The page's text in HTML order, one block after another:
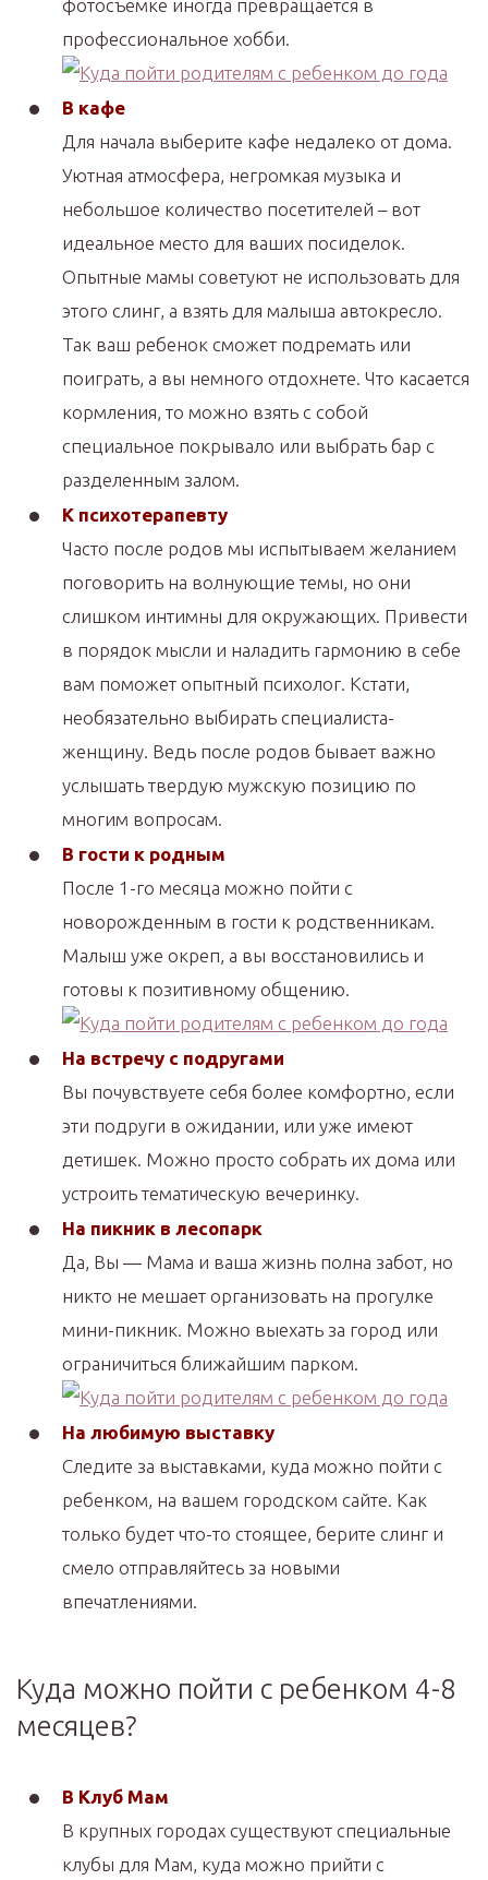
фотосъемке иногда превращается в
профессиональное хобби.
В кафе
Для начала выберите кафе недалеко от дома.
Уютная атмосфера, негромкая музыка и
небольшое количество посетителей – вот
идеальное место для ваших посиделок.
Опытные мамы советуют не использовать для
этого слинг, а взять для малыша автокресло.
Так ваш ребенок сможет подремать или
поиграть, а вы немного отдохнете. Что касается
кормления, то можно взять с собой
специальное покрывало или выбрать бар с
разделенным залом.
К психотерапевту
Часто после родов мы испытываем желанием
поговорить на волнующие темы, но они
слишком интимны для окружающих. Привести
в порядок мысли и наладить гармонию в себе
вам поможет опытный психолог. Кстати,
необязательно выбирать специалиста-
женщину. Ведь после родов бывает важно
услышать твердую мужскую позицию по
многим вопросам.
В гости к родным
После 1-го месяца можно пойти с
новорожденным в гости к родственникам.
Малыш уже окреп, а вы восстановились и
готовы к позитивному общению.
На встречу с подругами
Вы почувствуете себя более комфортно, если
эти подруги в ожидании, или уже имеют
детишек. Можно просто собрать их дома или
устроить тематическую вечеринку.
На пикник в лесопарк
Да, Вы — Мама и ваша жизнь полна забот, но
никто не мешает организовать на прогулке
мини-пикник. Можно выехать за город или
ограничиться ближайшим парком.
На любимую выставку
Следите за выставками, куда можно пойти с
ребенком, на вашем городском сайте. Как
только будет что-то стоящее, берите слинг и
смело отправляйтесь за новыми
впечатлениями.
Куда можно пойти с ребенком 4-8
месяцев?
В Клуб Мам
В крупных городах существуют специальные
клубы для Мам, куда можно прийти с